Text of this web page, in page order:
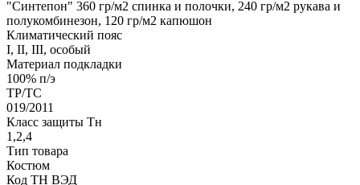
"Синтепон" 360 гр/м2 спинка и полочки, 240 гр/м2 рукава и
полукомбинезон, 120 гр/м2 капюшон
Климатический пояс
I, II, III, особый
Материал подкладки
100% п/э
ТР/ТС
019/2011
Класс защиты Тн
1,2,4
Тип товара
Костюм
Код ТН ВЭД